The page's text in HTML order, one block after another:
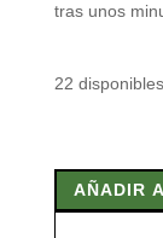
tras unos
22 disponibles
175g
cantidad
AÑADIR